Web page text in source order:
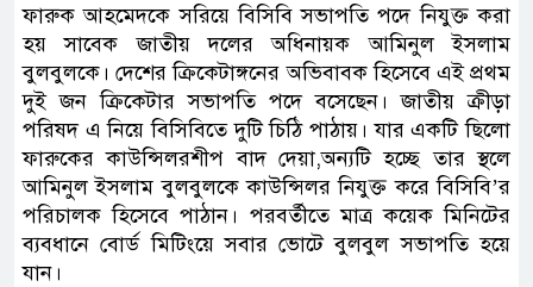
ফারুক আহমেদকে সরিয়ে বিসিবি সভাপতি পদে নিযুক্ত করা
হয় সাবেক জাতীয় দলের অধিনায়ক আমিনুল ইসলাম
বুলবুলকে। দেশের ক্রিকেটাঙ্গনের অভিবাবক হিসেবে এই প্রথম
দুই জন ক্রিকেটার সভাপতি পদে বসেছেন। জাতীয় ক্রীড়া
পরিষদ এ নিয়ে বিসিবিতে দুটি চিঠি পাঠায়। যার একটি ছিলো
ফারুকের কাউন্সিলরশীপ বাদ দেয়া,অন্যটি হচ্ছে তার স্থলে
আমিনুল ইসলাম বুলবুলকে কাউন্সিলর নিযুক্ত করে বিসিবি’র
পরিচালক হিসেবে পাঠান। পরবর্তীতে মাত্র কয়েক মিনিটের
ব্যবধানে বোর্ড মিটিংয়ে সবার ভোটে বুলবুল সভাপতি হয়ে
যান।